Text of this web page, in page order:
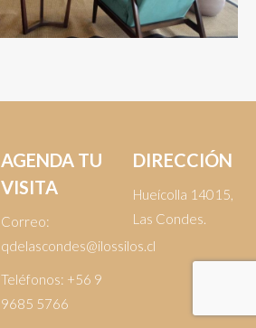
AGENDA TU
VISITA
Correo:
qdelascondes@ilossilos.cl
Teléfonos: +56 9
9685 5766
DIRECCIÓN
Hueícolla 14015,
Las Condes.